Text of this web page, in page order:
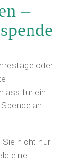
–
oder
für ein
an
nicht nur
eine